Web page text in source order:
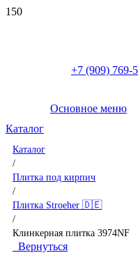
+7 (909) 769-
Основное меню
Каталог
Каталог
/
Плитка под кирпич
/
Плитка Stroeher 🇩🇪
/
Клинкерная плитка 3974NF
Вернуться